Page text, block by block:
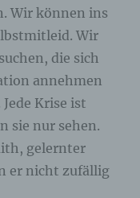
Wir können ins
Wir
die sich
annehmen
Krise ist
sie nur sehen.
gelernter
er nicht zufällig